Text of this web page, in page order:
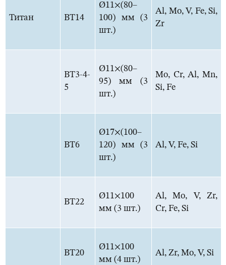
Титан ВТ14
Ø11×(80–
100) мм (3
шт.)
Al, Mo, V, Fe, Si,
Zr
ВТ3-4-
5
Ø11×(80–
95) мм (3
шт.)
Mo, Cr, Al, Mn,
Si, Fe
ВТ6
Ø17×(100–
120) мм (3
шт.)
Al, V, Fe, Si
ВТ22
Ø11×100
мм (3 шт.)
Al, Mo, V, Zr,
Cr, Fe, Si
ВТ20
Ø11×100
мм (4 шт.)
Al, Zr, Mo, V, Si